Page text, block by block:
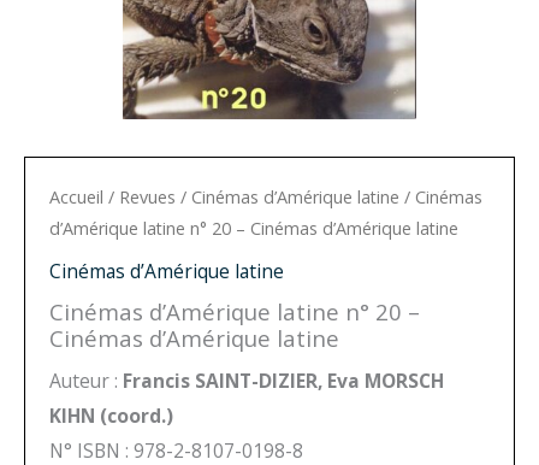
Accueil / Revues / Cinémas d’Amérique latine / Cinémas
d’Amérique latine n° 20 – Cinémas d’Amérique latine
Cinémas d’Amérique latine
Cinémas d’Amérique latine n° 20 –
Cinémas d’Amérique latine
Auteur : Francis SAINT-DIZIER, Eva MORSCH
KIHN (coord.)
N° ISBN : 978-2-8107-0198-8